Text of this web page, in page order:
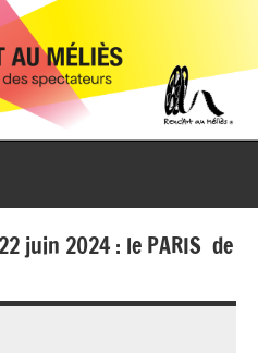
juin 2024 : le PARIS de